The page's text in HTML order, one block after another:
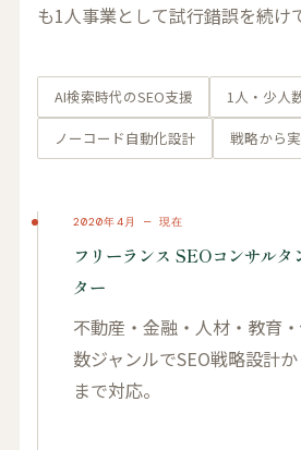
も1人事業として試行錯誤を続け
AI検索時代のSEO支援
1人・少人
ノーコード自動化設計
戦略から
2020年4月 — 現在
フリーランス SEOコンサル
ター
不動産・金融・人材・教育
数ジャンルでSEO戦略設計
まで対応。